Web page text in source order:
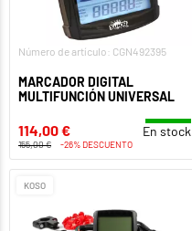
Número de artículo: CGN492395
MARCADOR DIGITAL
MULTIFUNCIÓN UNIVERSAL
114,00 € En stock
155,00 € -26% DESCUENTO
KOSO